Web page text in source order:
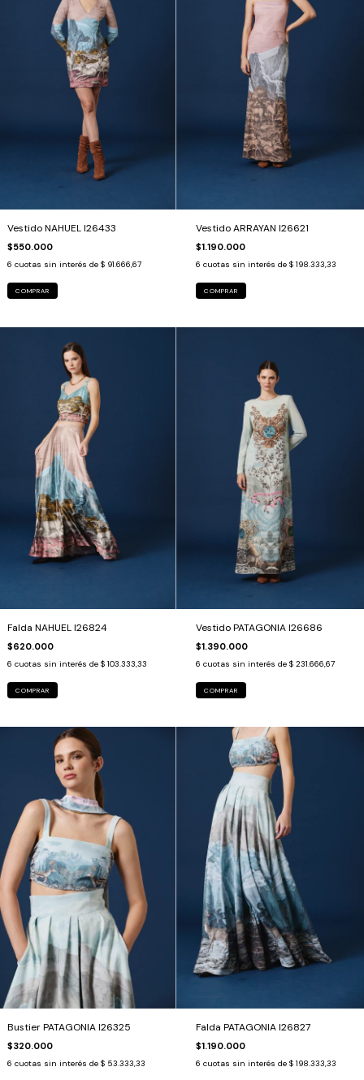
Vestido NAHUEL I26433
$550.000
6 cuotas sin interés de $ 91.666,67
COMPRAR
Vestido ARRAYAN I26621
$1.190.000
6 cuotas sin interés de $ 198.333,33
COMPRAR
Falda NAHUEL I26824
$620.000
6 cuotas sin interés de $ 103.333,33
COMPRAR
Vestido PATAGONIA I26686
$1.390.000
6 cuotas sin interés de $ 231.666,67
COMPRAR
Bustier PATAGONIA I26325
$320.000
6 cuotas sin interés de $ 53.333,33
Falda PATAGONIA I26827
$1.190.000
6 cuotas sin interés de $ 198.333,33